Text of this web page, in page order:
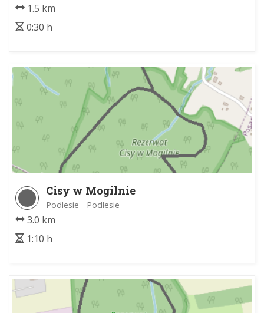
1.5 km
0:30 h
Cisy w Mogilnie
Podlesie - Podlesie
3.0 km
1:10 h